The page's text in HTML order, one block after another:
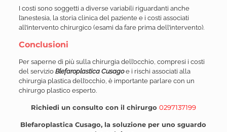
I costi sono soggetti a diverse variabili riguardanti anche
l’anestesia, la storia clinica del paziente e i costi associati
all’intervento chirurgico (esami da fare prima dell’intervento).
Conclusioni
Per saperne di più sulla chirurgia dell’occhio, compresi i costi
del servizio Blefaroplastica Cusagoe i rischi associati alla
chirurgia plastica dell’occhio, è importante parlare con un
chirurgo plastico esperto.
Richiedi un consulto con il chirurgo 0297137199
Blefaroplastica Cusago, la soluzione per uno sguardo